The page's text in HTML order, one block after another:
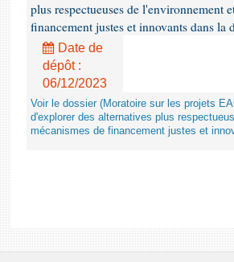
plus respectueuses de l'environnement
financement justes et innovants dans la
Date de
dépôt :
06/12/2023
Voir le dossier (Moratoire sur les projets
d'explorer des alternatives plus
mécanismes de financement justes et